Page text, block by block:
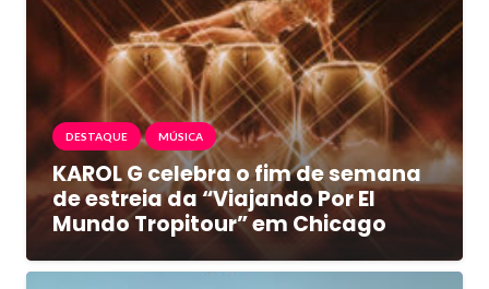
DESTAQUE MÚSICA
KAROL G celebra o fim de semana
de estreia da “Viajando Por El
Mundo Tropitour” em Chicago